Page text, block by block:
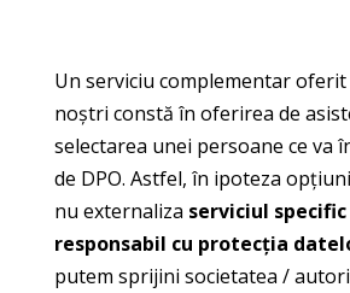
Un serviciu complementar
noștri constă în oferirea de
selectarea unei persoane ce va
de DPO. Astfel, în ipoteza
nu externaliza serviciul specific
responsabil cu protecția
putem sprijini societatea /